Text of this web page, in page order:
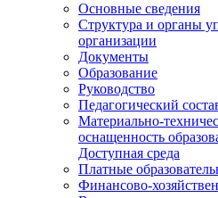
Основные сведения
Структура и органы
организации
Документы
Образование
Руководство
Педагогический
Материально-
оснащенность
Доступная среда
Платные
Финансово-